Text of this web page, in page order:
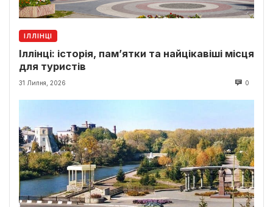
ІЛЛІНЦІ
Іллінці: історія, пам’ятки та найцікавіші місця
для туристів
31 Липня, 2026 0